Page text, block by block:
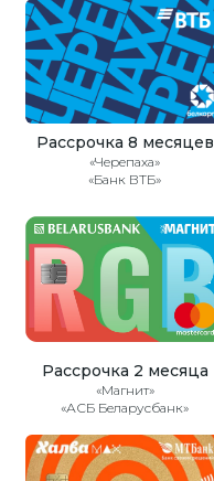
Рассрочка 8 месяцев
«Черепаха»
«Банк ВТБ»
Рассрочка 2 месяца
«Магнит»
«АСБ Беларусбанк»